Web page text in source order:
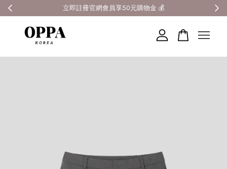
全館滿3000元超商免運 🚚